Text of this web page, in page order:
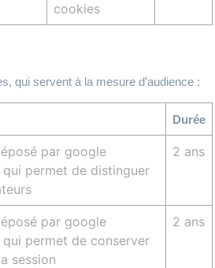
cookies
qui servent à la mesure d’audience :
Durée
par google
qui permet de distinguer
2 ans
par google
permet de conserver
session
2 ans